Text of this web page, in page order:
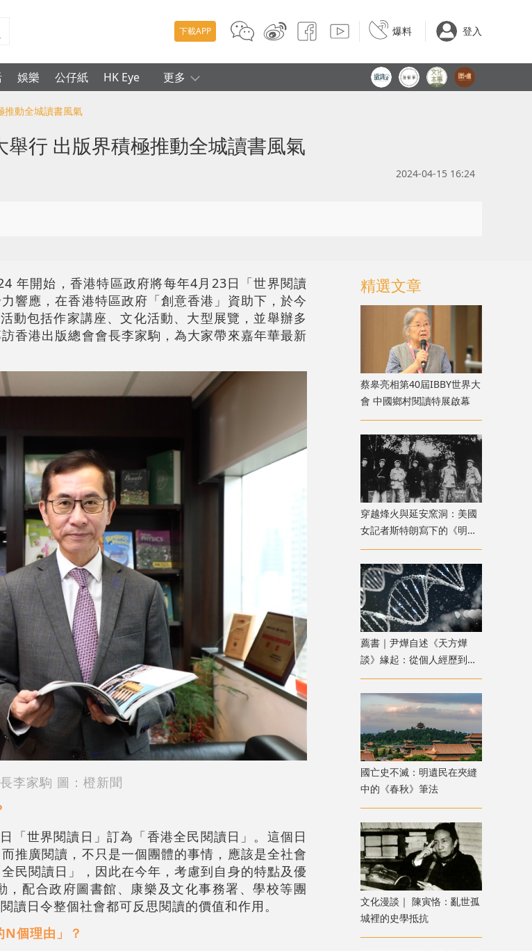
下載APP 爆料 登入
娛樂 公仔紙 HK Eye 更多
推動全城讀書風氣
行 出版界積極推動全城讀書風氣
2024-04-15 16:24
年開始，香港特區政府將每年4月23日「世界閱讀
響應，在香港特區政府「創意香港」資助下，於今
動包括作家講座、文化活動、大型展覽，並舉辦多
香港出版總會會長李家駒，為大家帶來嘉年華最新
李家駒 圖：橙新聞
「世界閱讀日」訂為「香港全民閱讀日」。這個日
推廣閱讀，不只是一個團體的事情，應該是全社會
民閱讀日」，因此在今年，考慮到自身的特點及優
配合政府圖書館、康樂及文化事務署、學校等團
讀日令整個社會都可反思閱讀的價值和作用。
個理由」？
精選文章
蔡皋亮相第40屆IBBY世界大
會 中國鄉村閱讀特展啟幕
穿越烽火與延安窯洞：美國
女記者斯特朗寫下的《明日
中國》
薦書｜尹燁自述《天方燁
談》緣起：從個人經歷到生
命科學普及
國亡史不滅：明遺民在夾縫
中的《春秋》筆法
文化漫談｜ 陳寅恪：亂世孤
城裡的史學抵抗